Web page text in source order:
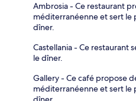
Ambrosia - Ce restaurant
méditerranéenne et sert
dîner.
Castellania - Ce restaurant
le dîner.
Gallery - Ce café propose
méditerranéenne et sert